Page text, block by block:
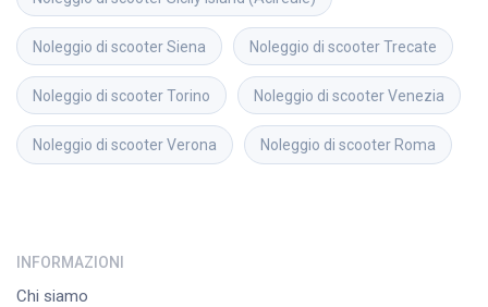
Noleggio di scooterSiena Noleggio di scooterTrecate
Noleggio di scooterTorino Noleggio di scooterVenezia
Noleggio di scooterVerona Noleggio di scooter Roma
INFORMAZIONI
Chi siamo